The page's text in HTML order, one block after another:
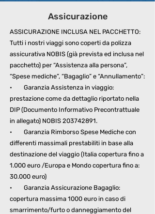
Assicurazione
ASSICURAZIONE INCLUSA NEL PACCHETTO:
Tutti i nostri viaggi sono coperti da polizza
assicurativa NOBIS (già prevista ed inclusa nel
pacchetto) per “Assistenza alla persona”,
“Spese mediche”, “Bagaglio” e “Annullamento”:
• Garanzia Assistenza in viaggio:
prestazione come da dettaglio riportato nella
DIP (Documento Informativo Precontrattuale
in allegato) NOBIS 203742891.
• Garanzia Rimborso Spese Mediche con
differenti massimali prestabiliti in base alla
destinazione del viaggio (Italia copertura fino a
1.000 euro /Europa e Mondo copertura fino a:
30.000 euro)
• Garanzia Assicurazione Bagaglio:
copertura massima 1000 euro in caso di
smarrimento/furto o danneggiamento del